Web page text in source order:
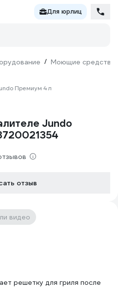
Для юрлиц
/ Моющие средства
Премиум 4 л
Jundo
отзыв
видео
решетку для гриля после